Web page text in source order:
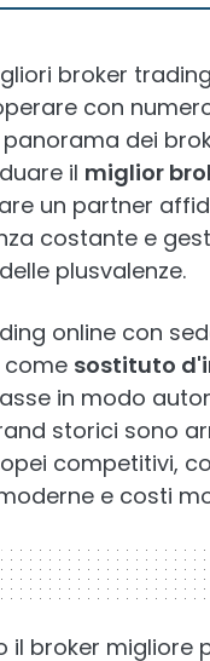
broker
con
panorama dei
il miglior
un partner
costante e
plusvalenze.
online con
sostituto
in modo
storici sono
competitivi,
e costi
il broker migliore